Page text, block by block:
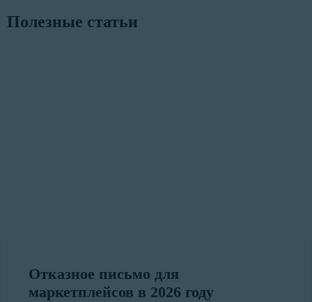
Полезные статьи
Отказное письмо для
маркетплейсов в 2026 году